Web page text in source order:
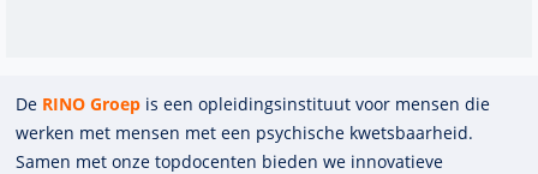
De RINO Groep is een opleidings­insti­tuut voor mensen die
werken met mensen met een psychische kwets­baar­heid.
Samen met onze top­docenten bieden we innova­tieve